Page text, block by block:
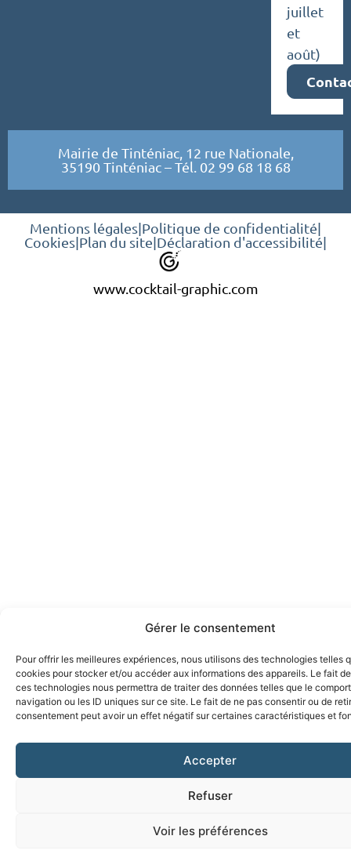
Gérer le consentement
Pour offrir les meilleures expériences, nous utilisons des technologies telles
cookies pour stocker et/ou accéder aux informations des appareils. Le fait
ces technologies nous permettra de traiter des données telles que le
navigation ou les ID uniques sur ce site. Le fait de ne pas consentir ou de
consentement peut avoir un effet négatif sur certaines caractéristiques et
Accepter
Refuser
Voir les préférences
juillet
et
août)
Mairie de Tinténiac, 12 rue Nationale,
35190 Tinténiac – Tél. 02 99 68 18 68
Mentions légales|Politique de confidentialité|
Cookies|Plan du site|Déclaration d'accessibilité|
www.cocktail-graphic.com